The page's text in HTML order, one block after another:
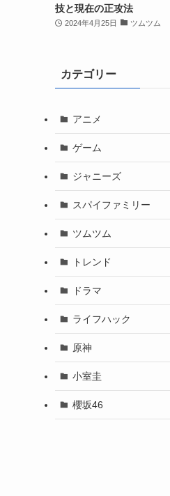
技と現在の正攻法
2024年4月25日 ツムツム
カテゴリー
アニメ
ゲーム
ジャニーズ
スパイファミリー
ツムツム
トレンド
ドラマ
ライフハック
原神
小室圭
櫻坂46